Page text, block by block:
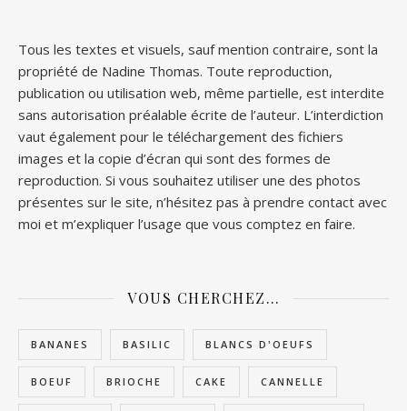
Tous les textes et visuels, sauf mention contraire, sont la
propriété de Nadine Thomas. Toute reproduction,
publication ou utilisation web, même partielle, est interdite
sans autorisation préalable écrite de l’auteur. L’interdiction
vaut également pour le téléchargement des fichiers
images et la copie d’écran qui sont des formes de
reproduction. Si vous souhaitez utiliser une des photos
présentes sur le site, n’hésitez pas à prendre contact avec
moi et m’expliquer l’usage que vous comptez en faire.
VOUS CHERCHEZ…
BANANES BASILIC BLANCS D'OEUFS
BOEUF BRIOCHE CAKE CANNELLE